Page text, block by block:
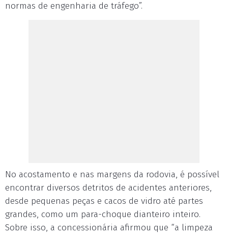
normas de engenharia de tráfego”.
No acostamento e nas margens da rodovia, é possível
encontrar diversos detritos de acidentes anteriores,
desde pequenas peças e cacos de vidro até partes
grandes, como um para-choque dianteiro inteiro.
Sobre isso, a concessionária afirmou que “a limpeza